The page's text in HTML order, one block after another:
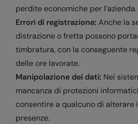
perdite economiche per l’azienda.
Errori di registrazione: Anche la
distrazione o fretta possono
timbratura, con la conseguente
delle ore lavorate.
Manipolazione dei dati: Nei
mancanza di protezioni
consentire a qualcuno di alterare
presenze.